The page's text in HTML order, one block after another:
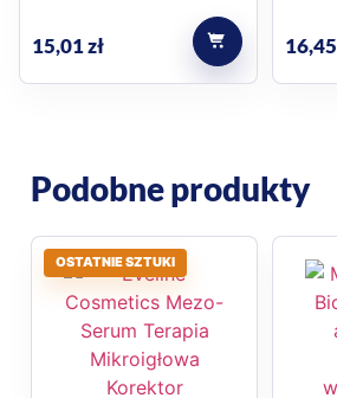
15,01zł 16,45
Podobne produkty
OSTATNIE SZTUKI